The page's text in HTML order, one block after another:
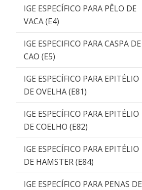
IGE ESPECÍFICO PARA PÊLO DE
VACA (E4)
IGE ESPECIFICO PARA CASPA DE
CAO (E5)
IGE ESPECÍFICO PARA EPITÉLIO
DE OVELHA (E81)
IGE ESPECÍFICO PARA EPITÉLIO
DE COELHO (E82)
IGE ESPECÍFICO PARA EPITÉLIO
DE HAMSTER (E84)
IGE ESPECÍFICO PARA PENAS DE